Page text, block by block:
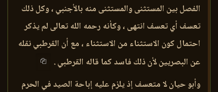
الفصل بين المستثنى والمستثنى منه بالأجنبي ، وكل ذلك
تعسف أي تعسف انتهى ، وكأنه رحمه الله تعالى لم يذكر
احتمال كون الاستثناء من الاستثناء ، مع أن القرطبي نقله
عن البصريين لأن ذلك فاسد كما قاله القرطبي .
وأبو حيان لا متعسف إذ يلزم عليه إباحة الصيد في الحرم